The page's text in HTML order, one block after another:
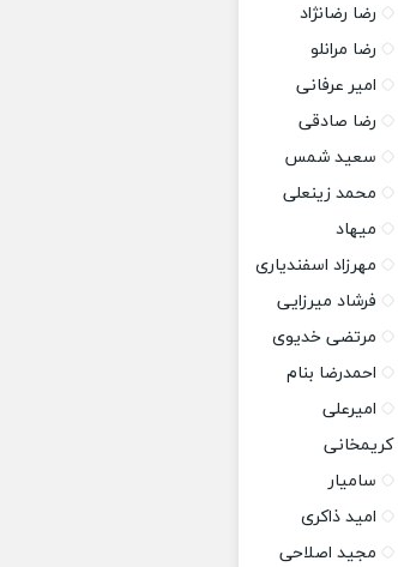
رضا رضانژاد
رضا مرانلو
امیر عرفانی
رضا صادقی
سعید شمس
محمد زینعلی
میهاد
مهرزاد اسفندیاری
فرشاد میرزایی
مرتضی خدیوی
احمدرضا بنام
امیرعلی
کریمخانی
سامیار
امید ذاکری
مجید اصلاحی